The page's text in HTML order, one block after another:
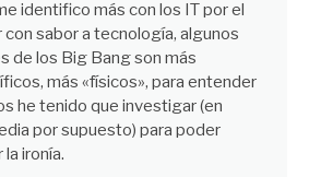
identifico más con los IT por el
con sabor a tecnología, algunos
de los Big Bang son más
más «físicos», para entender
he tenido que investigar (en
por supuesto) para poder
ironía.